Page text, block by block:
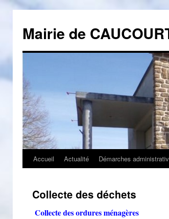
Mairie de
Aller
contenu
Accueil Actualité Démarches
Collecte des déchets
Collecte des ordures ménagères